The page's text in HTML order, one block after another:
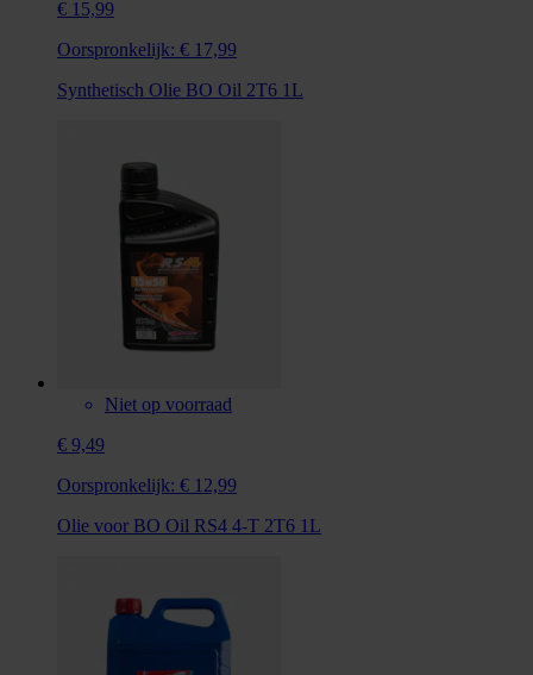
€ 15,99
Oorspronkelijk: € 17,99
Synthetisch Olie BO Oil 2T6 1L
Niet op voorraad
€ 9,49
Oorspronkelijk: € 12,99
Olie voor BO Oil RS4 4-T 2T6 1L